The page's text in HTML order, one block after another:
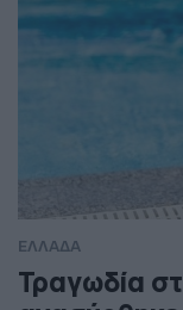
ΕΛΛΑΔΑ
Τραγωδία